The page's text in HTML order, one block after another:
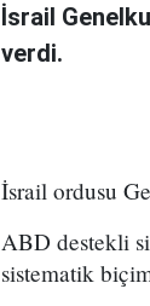
İsrail
verdi.
İsrail ordusu
ABD destekli
sistematik